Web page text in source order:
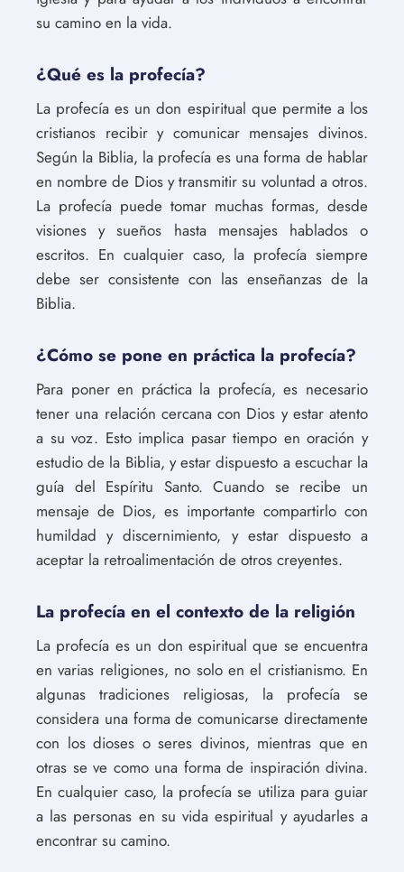
su camino en la vida.
¿Qué es la profecía?
La profecía es un don espiritual que permite a los
cristianos recibir y comunicar mensajes divinos.
Según la Biblia, la profecía es una forma de hablar
en nombre de Dios y transmitir su voluntad a otros.
La profecía puede tomar muchas formas, desde
visiones y sueños hasta mensajes hablados o
escritos. En cualquier caso, la profecía siempre
debe ser consistente con las enseñanzas de la
Biblia.
¿Cómo se pone en práctica la profecía?
Para poner en práctica la profecía, es necesario
tener una relación cercana con Dios y estar atento
a su voz. Esto implica pasar tiempo en oración y
estudio de la Biblia, y estar dispuesto a escuchar la
guía del Espíritu Santo. Cuando se recibe un
mensaje de Dios, es importante compartirlo con
humildad y discernimiento, y estar dispuesto a
aceptar la retroalimentación de otros creyentes.
La profecía en el contexto de la religión
La profecía es un don espiritual que se encuentra
en varias religiones, no solo en el cristianismo. En
algunas tradiciones religiosas, la profecía se
considera una forma de comunicarse directamente
con los dioses o seres divinos, mientras que en
otras se ve como una forma de inspiración divina.
En cualquier caso, la profecía se utiliza para guiar
a las personas en su vida espiritual y ayudarles a
encontrar su camino.